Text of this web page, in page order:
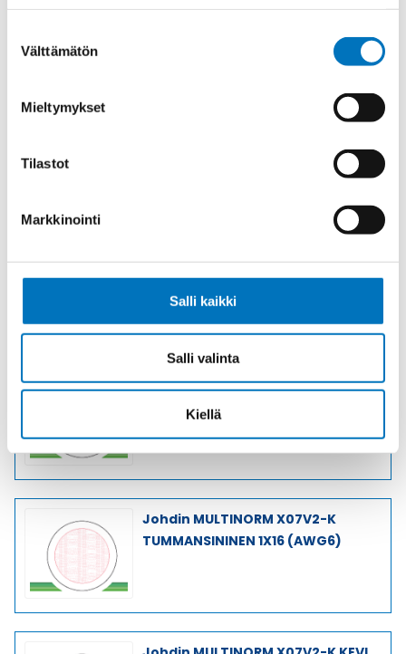
valinta
Välttämätön
Mieltymykset
Tilastot
Markkinointi
Salli kaikki
Salli valinta
Kiellä
PUNAINEN 1X35 (AWG2)
Johdin MULTINORM H07V2-K
VALKOINEN/SININEN 1X4 (AWG12)
Johdin MULTINORM X07V2-K
SININEN 1X16 (AWG6)
Johdin MULTINORM X07V2-K
TUMMANSININEN 1X16 (AWG6)